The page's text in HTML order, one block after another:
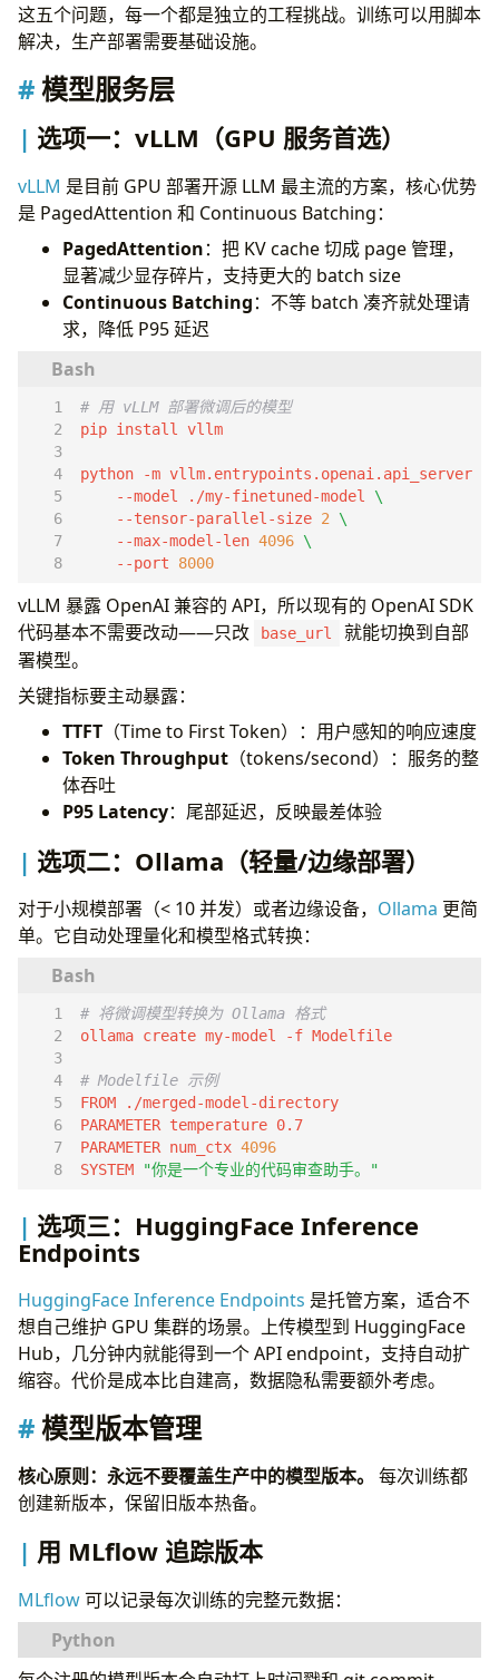
这五个问题，每一个都是独立的工程挑战。训练可以用脚本
解决，生产部署需要基础设施。
模型服务层
选项一：vLLM（GPU 服务首选）
vLLM 是目前 GPU 部署开源 LLM 最主流的方案，核心优势
是 PagedAttention 和 Continuous Batching：
PagedAttention：把 KV cache 切成 page 管理，
显著减少显存碎片，支持更大的 batch size
Continuous Batching：不等 batch 凑齐就处理请
求，降低 P95 延迟
# 用 vLLM 部署微调后的模型
python -m vllm.entrypoints.openai.api_server
    --model ./my-finetuned-model
    --tensor-parallel-size
2
    --max-model-len
4096
    --port
8000
vLLM 暴露 OpenAI 兼容的 API，所以现有的 OpenAI SDK
代码基本不需要改动——只改
base_url
就能切换到自部
署模型。
关键指标要主动暴露：
TTFT （Time to First Token）：用户感知的响应速度
Token Throughput （tokens/second）：服务的整
体吞吐
P95 Latency：尾部延迟，反映最差体验
选项二：Ollama（轻量/边缘部署）
对于小规模部署（< 10 并发）或者边缘设备， Ollama 更简
单。它自动处理量化和模型格式转换：
# 将微调模型转换为 Ollama 格式
# Modelfile 示例
PARAMETER num_ctx 4096
SYSTEM
"你是一个专业的代码审查助手。"
选项三：HuggingFace Inference
Endpoints
HuggingFace Inference Endpoints 是托管方案，适合不
想自己维护 GPU 集群的场景。上传模型到 HuggingFace
Hub，几分钟内就能得到一个 API endpoint，支持自动扩
缩容。代价是成本比自建高，数据隐私需要额外考虑。
模型版本管理
核心原则：永远不要覆盖生产中的模型版本。 每次训练都
创建新版本，保留旧版本热备。
用 MLflow 追踪版本
MLflow可以记录每次训练的完整元数据：